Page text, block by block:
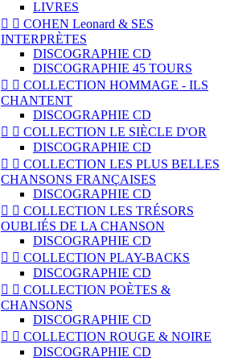
LIVRES
  COHEN Leonard & SES
INTERPRÈTES
DISCOGRAPHIE CD
DISCOGRAPHIE 45 TOURS
  COLLECTION HOMMAGE - ILS
CHANTENT
DISCOGRAPHIE CD
  COLLECTION LE SIÈCLE D'OR
DISCOGRAPHIE CD
  COLLECTION LES PLUS BELLES
CHANSONS FRANÇAISES
DISCOGRAPHIE CD
  COLLECTION LES TRÉSORS
OUBLIÉS DE LA CHANSON
DISCOGRAPHIE CD
  COLLECTION PLAY-BACKS
DISCOGRAPHIE CD
  COLLECTION POÈTES &
CHANSONS
DISCOGRAPHIE CD
  COLLECTION ROUGE & NOIRE
DISCOGRAPHIE CD